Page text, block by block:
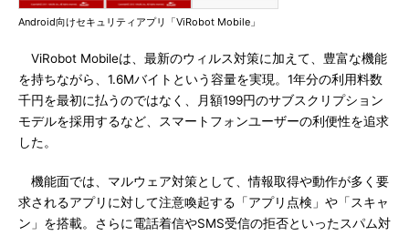
Android向けセキュリティアプリ「ViRobot Mobile」
ViRobot Mobileは、最新のウィルス対策に加えて、豊富な機能
を持ちながら、1.6Mバイトという容量を実現。1年分の利用料数
千円を最初に払うのではなく、月額199円のサブスクリプション
モデルを採用するなど、スマートフォンユーザーの利便性を追求
した。
機能面では、マルウェア対策として、情報取得や動作が多く要
求されるアプリに対して注意喚起する「アプリ点検」や「スキャ
ン」を搭載。さらに電話着信やSMS受信の拒否といったスパム対